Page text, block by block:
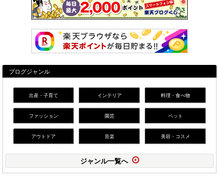
ブログジャンル
出産・子育て インテリア 料理・食べ物
ファッション 園芸 ペット
アウトドア 音楽 美容・コスメ
ジャンル一覧へ